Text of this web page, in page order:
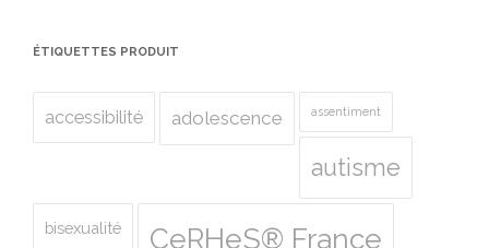
ÉTIQUETTES PRODUIT
accessibilité adolescence assentiment
autisme
bisexualité CeRHeS® France